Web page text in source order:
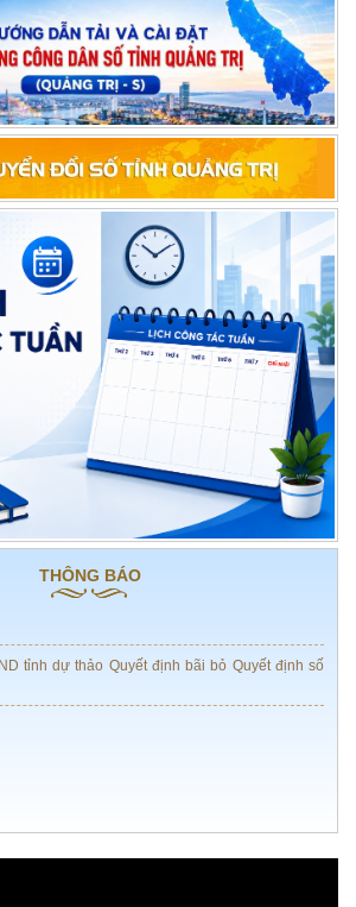
THÔNG BÁO
LÃNH ĐẠO SỞ NỘI VỤ, TỪ NGÀY 10/8 ĐẾN
LÃNH ĐẠO SỞ NỘI VỤ, TỪ NGÀY 03/8 ĐẾN
THỰC HIỆN LUẬT TIẾP CẬN THÔNG TIN
LÃNH ĐẠO SỞ NỘI VỤ, TỪ NGÀY 27/7 ĐẾN